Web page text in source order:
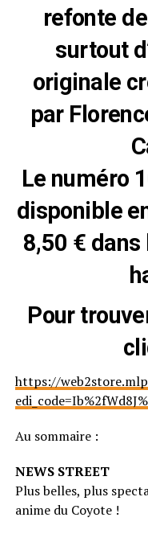
refonte
surtout
originale
par
Le numéro
disponible
8,50 €
Pour
https://
Au sommaire :
NEWS STREET
Plus belles, plus
anime du Coyote !